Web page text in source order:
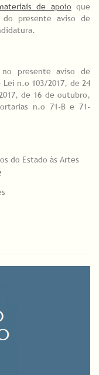
de apoio que
presente aviso de
presente aviso de
n.o 103/2017, de 24
de 16 de outubro,
n.o 71-B e 71-
do Estado às Artes